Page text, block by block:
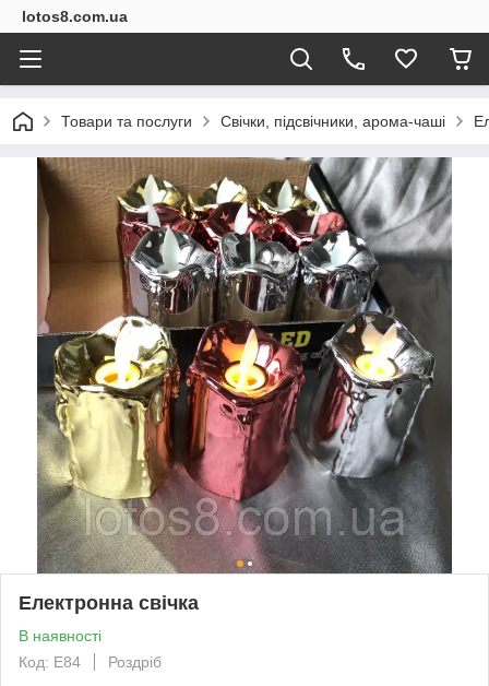
lotos8.com.ua
Товари та послуги Свічки, підсвічники, арома-чаші
Електронна свічка
В наявності
Код: E84
Роздріб